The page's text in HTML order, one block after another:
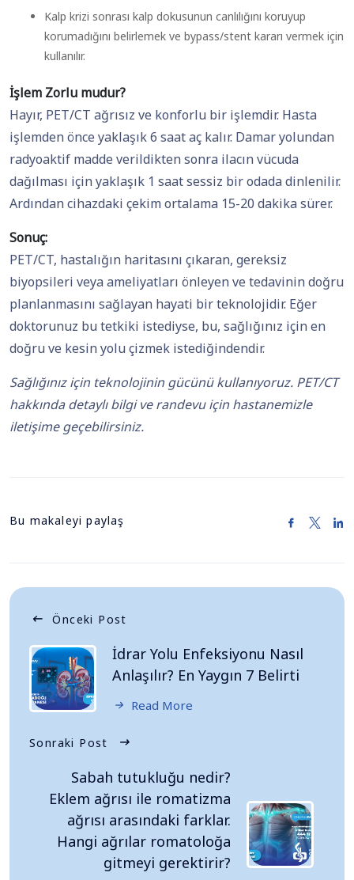
Kalp krizi sonrası kalp dokusunun canlılığını koruyup
korumadığını belirlemek ve bypass/stent kararı vermek için
kullanılır.
İşlem Zorlu mudur?
Hayır, PET/CT ağrısız ve konforlu bir işlemdir. Hasta
işlemden önce yaklaşık 6 saat aç kalır. Damar yolundan
radyoaktif madde verildikten sonra ilacın vücuda
dağılması için yaklaşık 1 saat sessiz bir odada dinlenilir.
Ardından cihazdaki çekim ortalama 15-20 dakika sürer.
Sonuç:
PET/CT, hastalığın haritasını çıkaran, gereksiz
biyopsileri veya ameliyatları önleyen ve tedavinin doğru
planlanmasını sağlayan hayati bir teknolojidir. Eğer
doktorunuz bu tetkiki istediyse, bu, sağlığınız için en
doğru ve kesin yolu çizmek istediğindendir.
Sağlığınız için teknolojinin gücünü kullanıyoruz. PET/CT
hakkında detaylı bilgi ve randevu için hastanemizle
iletişime geçebilirsiniz.
Bu makaleyi paylaş
Önceki Post
İdrar Yolu Enfeksiyonu Nasıl
Anlaşılır? En Yaygın 7 Belirti
Read More
Sonraki Post
Sabah tutukluğu nedir?
Eklem ağrısı ile romatizma
ağrısı arasındaki farklar.
Hangi ağrılar romatoloğa
gitmeyi gerektirir?